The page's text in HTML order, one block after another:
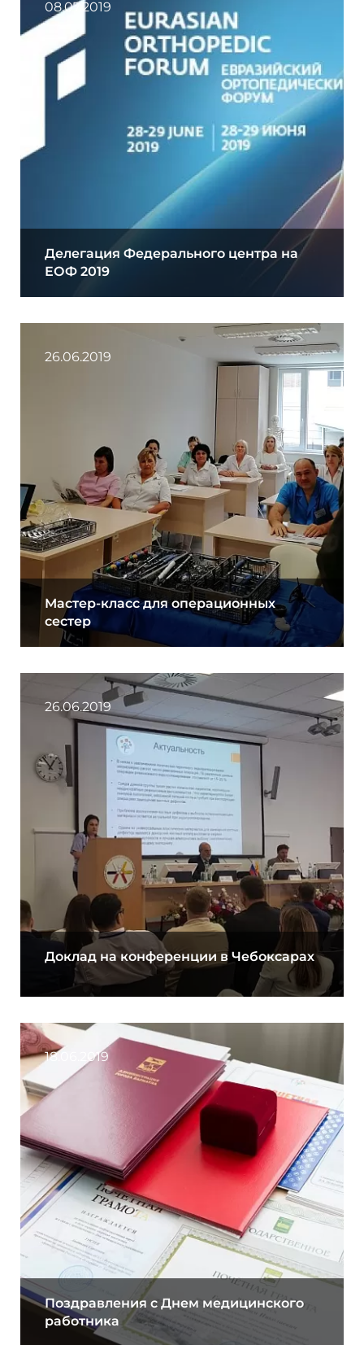
08.07.2019
Делегация Федерального центра на
ЕОФ 2019
26.06.2019
Мастер-класс для операционных
сестер
26.06.2019
Доклад на конференции в Чебоксарах
18.06.2019
Поздравления с Днем медицинского
работника